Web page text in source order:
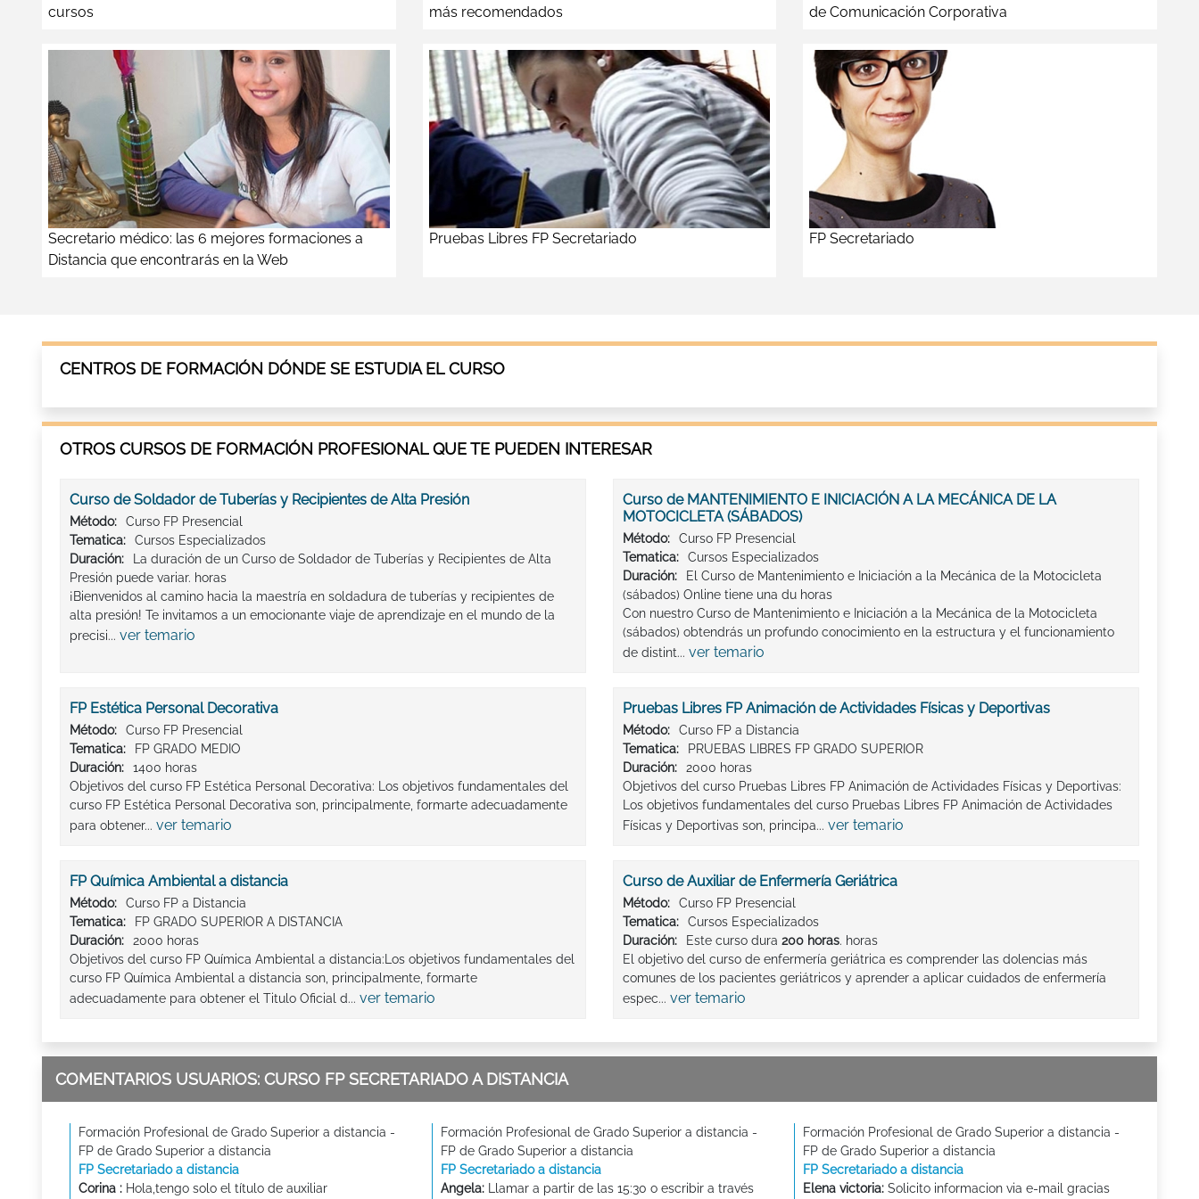
cursos
más recomendados
de Comunicación Corporativa
Secretario médico: las 6 mejores formaciones a
Distancia que encontrarás en la Web
Pruebas Libres FP Secretariado FP Secretariado
CENTROS DE FORMACIÓN DÓNDE SE ESTUDIA EL CURSO
OTROS CURSOS DE FORMACIÓN PROFESIONAL QUE TE PUEDEN INTERESAR
Curso de Soldador de Tuberías y Recipientes de Alta Presión
Método:
Curso FP Presencial
Tematica:
Cursos Especializados
Duración:
La duración de un Curso de Soldador de Tuberías y Recipientes de Alta
Presión puede variar. horas
¡Bienvenidos al camino hacia la maestría en soldadura de tuberías y recipientes de
alta presión! Te invitamos a un emocionante viaje de aprendizaje en el mundo de la
precisi... ver temario
Curso de MANTENIMIENTO E INICIACIÓN A LA MECÁNICA DE LA
MOTOCICLETA (SÁBADOS)
Método:
Curso FP Presencial
Tematica:
Cursos Especializados
Duración:
El Curso de Mantenimiento e Iniciación a la Mecánica de la Motocicleta
(sábados) Online tiene una du horas
Con nuestro Curso de Mantenimiento e Iniciación a la Mecánica de la Motocicleta
(sábados) obtendrás un profundo conocimiento en la estructura y el funcionamiento
de distint... ver temario
FP Estética Personal Decorativa
Método:
Curso FP Presencial
Tematica:
FP GRADO MEDIO
Duración:
1400 horas
Objetivos del curso FP Estética Personal Decorativa: Los objetivos fundamentales del
curso FP Estética Personal Decorativa son, principalmente, formarte adecuadamente
para obtener... ver temario
Pruebas Libres FP Animación de Actividades Físicas y Deportivas
Método:
Curso FP a Distancia
Tematica:
PRUEBAS LIBRES FP GRADO SUPERIOR
Duración:
2000 horas
Objetivos del curso Pruebas Libres FP Animación de Actividades Físicas y Deportivas:
Los objetivos fundamentales del curso Pruebas Libres FP Animación de Actividades
Físicas y Deportivas son, principa... ver temario
FP Química Ambiental a distancia
Método:
Curso FP a Distancia
Tematica:
FP GRADO SUPERIOR A DISTANCIA
Duración:
2000 horas
Objetivos del curso FP Química Ambiental a distancia:Los objetivos fundamentales del
curso FP Química Ambiental a distancia son, principalmente, formarte
adecuadamente para obtener el Titulo Oficial d... ver temario
Curso de Auxiliar de Enfermería Geriátrica
Método:
Curso FP Presencial
Tematica:
Cursos Especializados
Duración:
Este curso dura 200 horas. horas
El objetivo del curso de enfermería geriátrica es comprender las dolencias más
comunes de los pacientes geriátricos y aprender a aplicar cuidados de enfermería
espec... ver temario
COMENTARIOS USUARIOS: CURSO FP SECRETARIADO A DISTANCIA
Formación Profesional de Grado Superior a distancia -
FP de Grado Superior a distancia
FP Secretariado a distancia
Corina : Hola,tengo solo el título de auxiliar
Formación Profesional de Grado Superior a distancia -
FP de Grado Superior a distancia
FP Secretariado a distancia
Angela: Llamar a partir de las 15:30 o escribir a través
Formación Profesional de Grado Superior a distancia -
FP de Grado Superior a distancia
FP Secretariado a distancia
Elena victoria: Solicito informacion via e-mail gracias